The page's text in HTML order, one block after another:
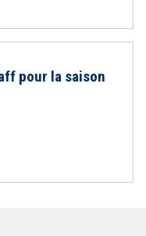
pour la saison